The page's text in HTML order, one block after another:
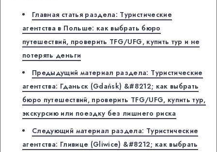
Главная статья раздела: Туристические
агентства в Польше: как выбрать бюро
путешествий, проверить TFG/UFG, купить тур и не
потерять деньги
Предыдущий материал раздела: Туристические
агентства: Гданьск (Gdańsk) &#8212; как выбрать
бюро путешествий, проверить TFG/UFG, купить тур,
экскурсию или поездку без лишнего риска
Следующий материал раздела: Туристические
агентства: Гливице (Gliwice) &#8212; как выбрать